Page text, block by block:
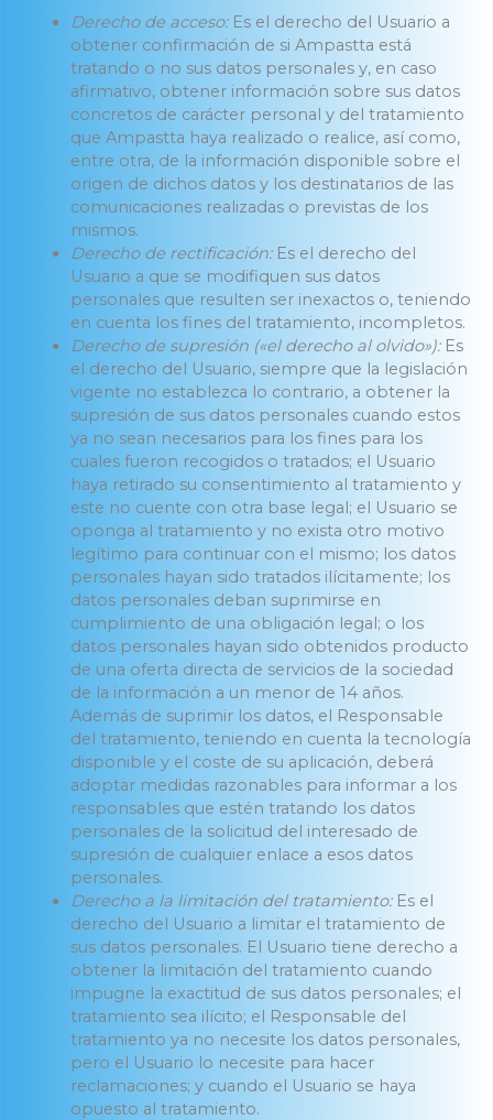
Derecho de acceso:Es el derecho del Usuario a
obtener confirmación de si Ampastta está
tratando o no sus datos personales y, en caso
afirmativo, obtener información sobre sus datos
concretos de carácter personal y del tratamiento
que Ampastta haya realizado o realice, así como,
entre otra, de la información disponible sobre el
origen de dichos datos y los destinatarios de las
comunicaciones realizadas o previstas de los
mismos.
Derecho de rectificación:Es el derecho del
Usuario a que se modifiquen sus datos
personales que resulten ser inexactos o, teniendo
en cuenta los fines del tratamiento, incompletos.
Derecho de supresión («el derecho al olvido»):Es
el derecho del Usuario, siempre que la legislación
vigente no establezca lo contrario, a obtener la
supresión de sus datos personales cuando estos
ya no sean necesarios para los fines para los
cuales fueron recogidos o tratados; el Usuario
haya retirado su consentimiento al tratamiento y
este no cuente con otra base legal; el Usuario se
oponga al tratamiento y no exista otro motivo
legítimo para continuar con el mismo; los datos
personales hayan sido tratados ilícitamente; los
datos personales deban suprimirse en
cumplimiento de una obligación legal; o los
datos personales hayan sido obtenidos producto
de una oferta directa de servicios de la sociedad
de la información a un menor de 14 años.
Además de suprimir los datos, el Responsable
del tratamiento, teniendo en cuenta la tecnología
disponible y el coste de su aplicación, deberá
adoptar medidas razonables para informar a los
responsables que estén tratando los datos
personales de la solicitud del interesado de
supresión de cualquier enlace a esos datos
personales.
Derecho a la limitación del tratamiento:Es el
derecho del Usuario a limitar el tratamiento de
sus datos personales. El Usuario tiene derecho a
obtener la limitación del tratamiento cuando
impugne la exactitud de sus datos personales; el
tratamiento sea ilícito; el Responsable del
tratamiento ya no necesite los datos personales,
pero el Usuario lo necesite para hacer
reclamaciones; y cuando el Usuario se haya
opuesto al tratamiento.